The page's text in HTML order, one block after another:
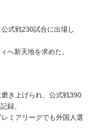
式戦230試合に出場し
へ新天地を求めた。
き上げられ、公式戦390
録。
ミアリーグでも外国人選